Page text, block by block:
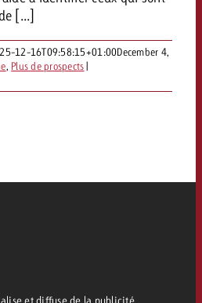
[...]
12-16T09:58:15+01:00December 4,
, Plus de prospects|
et diffuse de la publicité.